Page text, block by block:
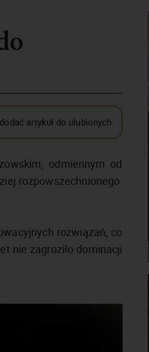
artykuł do ulubionych
odmiennym od
rozpowszechnionego
rozwiązań, co
nie zagroziło dominacji